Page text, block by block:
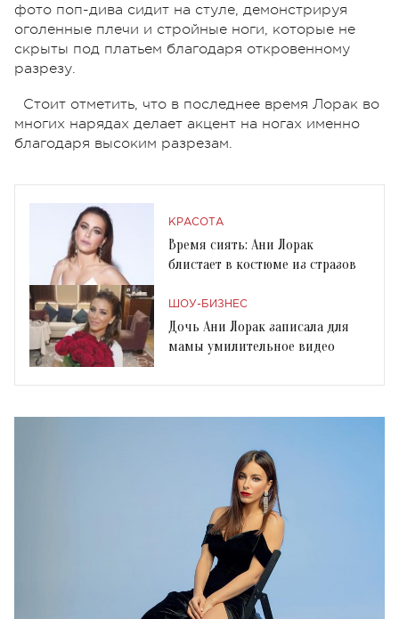
фото поп-дива сидит на стуле, демонстрируя
оголенные плечи и стройные ноги, которые не
скрыты под платьем благодаря откровенному
разрезу.
Стоит отметить, что в последнее время Лорак во
многих нарядах делает акцент на ногах именно
благодаря высоким разрезам.
КРАСОТА
Время сиять: Ани Лорак
блистает в костюме из стразов
ШОУ-БИЗНЕС
Дочь Ани Лорак записала для
мамы умилительное видео